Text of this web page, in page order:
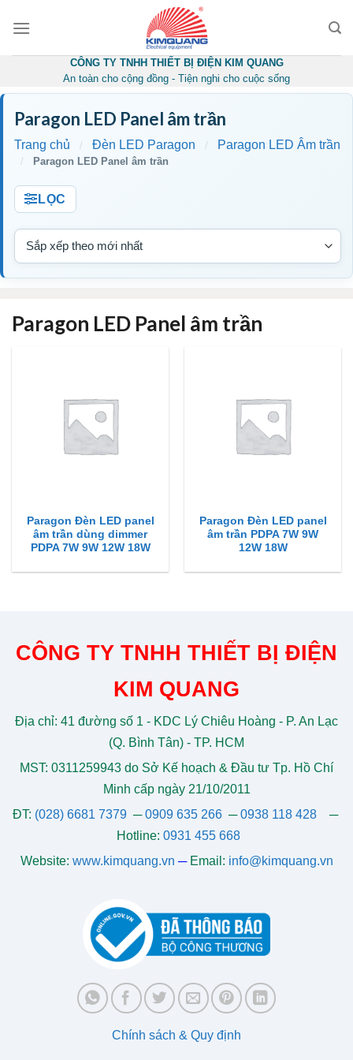
CÔNG TY TNHH THIẾT BỊ ĐIỆN KIM QUANG
An toàn cho cộng đồng - Tiện nghi cho cuộc sống
Paragon LED Panel âm trần
Trang chủ / Đèn LED Paragon / Paragon LED Âm trần
/ Paragon LED Panel âm trần
LỌC
Paragon LED Panel âm trần
Paragon Đèn LED panel
âm trần dùng dimmer
PDPA 7W 9W 12W 18W
Paragon Đèn LED panel
âm trần PDPA 7W 9W
12W 18W
CÔNG TY TNHH THIẾT BỊ ĐIỆN
KIM QUANG
Địa chỉ: 41 đường số 1 - KDC Lý Chiêu Hoàng - P. An Lạc
(Q. Bình Tân) - TP. HCM
MST: 0311259943 do Sở Kế hoạch & Đầu tư Tp. Hồ Chí
Minh cấp ngày 21/10/2011
ĐT: (028) 6681 7379 ─0909 635 266─0938 118 428─
Hotline: 0931 455 668
Website: www.kimquang.vn ─ Email: info@kimquang.vn
Chính sách & Quy định